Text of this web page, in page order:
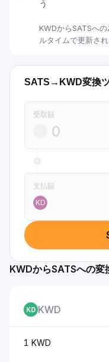
う
KWDからSATSへ
ルタイムで更新され
SATS→KWD変換
受取額
支払額
KD
KWDからSATSへの変
KWD
1 KWD